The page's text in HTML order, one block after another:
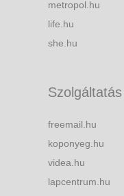
metropol.hu
life.hu
she.hu
Szolgáltatás
freemail.hu
koponyeg.hu
videa.hu
lapcentrum.hu